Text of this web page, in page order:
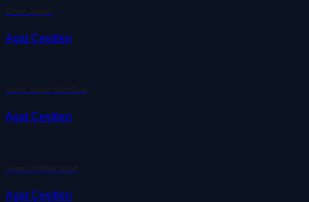
Agat Çeşitleri
Agat Çeşitleri
Green Petrified Wood
Agat Çeşitleri